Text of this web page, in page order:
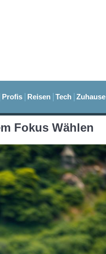
Profis Reisen Tech Zuhause
Fokus Wählen